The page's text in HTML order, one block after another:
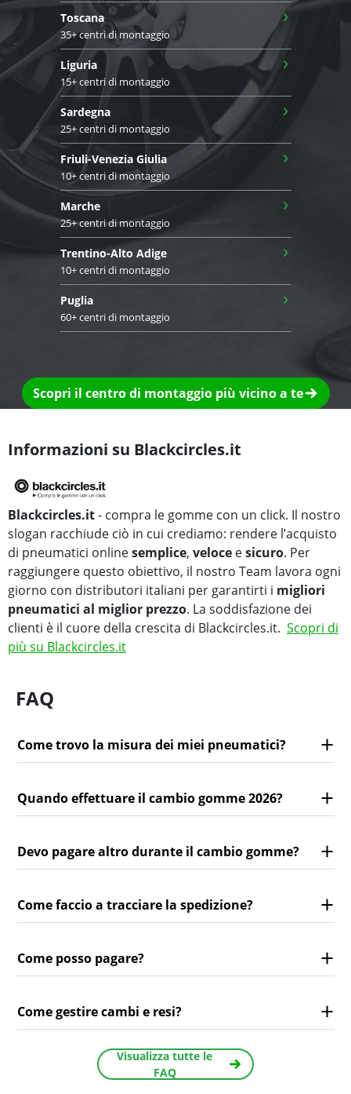
Toscana
35+ centri di montaggio
›
Liguria
15+ centri di montaggio
›
Sardegna
25+ centri di montaggio
›
Friuli-Venezia Giulia
10+ centri di montaggio
›
Marche
25+ centri di montaggio
›
Trentino-Alto Adige
10+ centri di montaggio
›
Puglia
60+ centri di montaggio
›
Scopri il centro di montaggio più vicino a te
Informazioni su Blackcircles.it
Blackcircles.it- compra le gomme con un click. Il nostro
slogan racchiude ciò in cui crediamo: rendere l’acquisto
di pneumatici onlinesemplice, veloce esicuro. Per
raggiungere questo obiettivo, il nostro Team lavora ogni
giorno con distributori italiani per garantirti i migliori
pneumatici al miglior prezzo. La soddisfazione dei
clienti è il cuore della crescita di Blackcircles.it. Scopri di
più su Blackcircles.it
FAQ
Come trovo la misura dei miei pneumatici?
Quando effettuare il cambio gomme 2026?
Devo pagare altro durante il cambio gomme?
Come faccio a tracciare la spedizione?
Come posso pagare?
Come gestire cambi e resi?
Visualizza tutte le
FAQ